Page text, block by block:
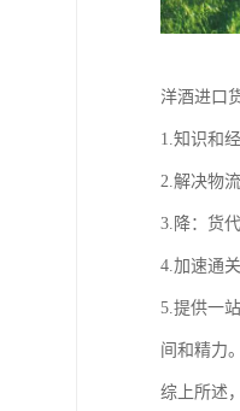
洋酒进口
1.知识和
2.解决物
3.降：货
4.加速通
5.提供一
间和精力。
综上所述